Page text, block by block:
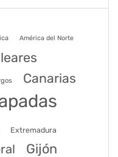
América del Norte
Canarias
Extremadura
Gijón